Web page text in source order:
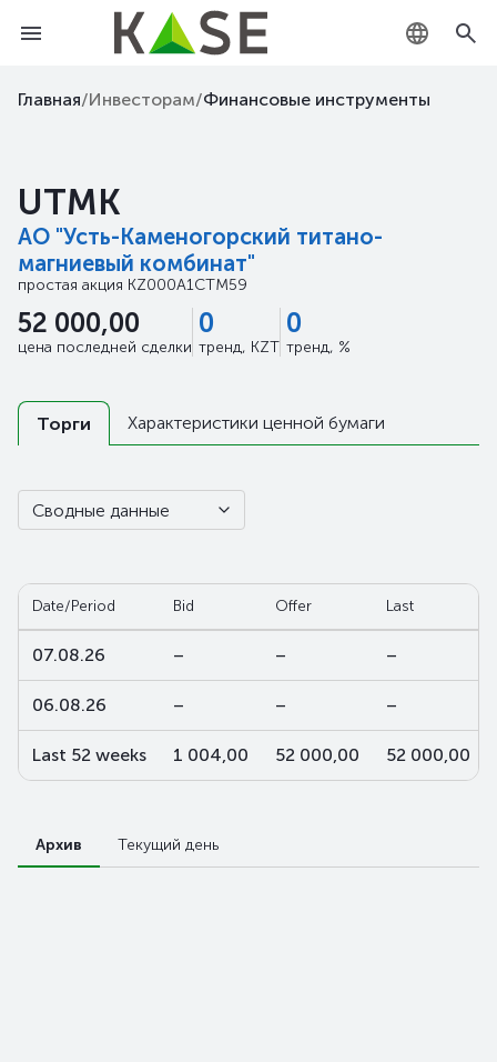
KZ
Главная/Инвесторам/Финансовые инструменты
UTMK
АО "Усть-Каменогорский титано-
магниевый комбинат"
простая акция KZ000A1CTM59
52 000,00
цена последней сделки
0
тренд, KZT
0
тренд, %
Торги Характеристики ценной бумаги
Сводные данные
Date/Period Bid Offer Last
07.08.26 – – –
06.08.26 – – –
Last 52 weeks 1 004,00 52 000,00 52 000,00
Архив Текущий день